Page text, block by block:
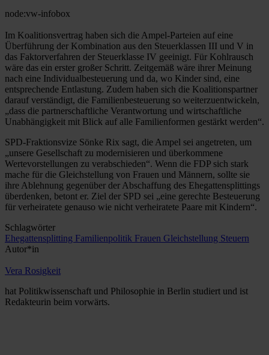
node:vw-infobox
Im Koalitionsvertrag haben sich die Ampel-Parteien auf eine
Überführung der Kombination aus den Steuerklassen III und V in
das Faktorverfahren der Steuerklasse IV geeinigt. Für Kohlrausch
wäre das ein erster großer Schritt. Zeitgemäß wäre ihrer Meinung
nach eine Individualbesteuerung und da, wo Kinder sind, eine
entsprechende Entlastung. Zudem haben sich die Koalitionspartner
darauf verständigt, die Familienbesteuerung so weiterzuentwickeln,
„dass die partnerschaftliche Verantwortung und wirtschaftliche
Unabhängigkeit mit Blick auf alle Familienformen gestärkt werden“.
SPD-Fraktionsvize Sönke Rix sagt, die Ampel sei angetreten, um
„unsere Gesellschaft zu modernisieren und überkommene
Wertevorstellungen zu verabschieden“. Wenn die FDP sich stark
mache für die Gleichstellung von Frauen und Männern, sollte sie
ihre Ablehnung gegenüber der Abschaffung des Ehegattensplittings
überdenken, betont er. Ziel der SPD sei „eine gerechte Besteuerung
für verheiratete genauso wie nicht verheiratete Paare mit Kindern“.
Schlagwörter
Ehegattensplitting Familienpolitik Frauen Gleichstellung Steuern
Autor*in
Vera Rosigkeit
hat Politikwissenschaft und Philosophie in Berlin studiert und ist
Redakteurin beim vorwärts.